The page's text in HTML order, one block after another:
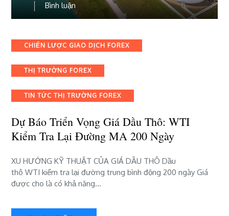
Bình luận
viết
báo
triển
giá
thô:
kiểm
tra
lại
MA
200
ngày
Categories
CHIẾN LƯỢC GIAO DỊCH FOREX
THỊ TRƯỜNG FOREX
TIN TỨC THỊ TRƯỜNG FOREX
Dự Báo Triển Vọng Giá Dầu Thô: WTI
Kiểm Tra Lại Đường MA 200 Ngày
XU HƯỚNG KỸ THUẬT CỦA GIÁ DẦU THÔ Dầu
thô WTI kiểm tra lại đường trung bình động 200 ngày Giá
được cho là có khả năng…